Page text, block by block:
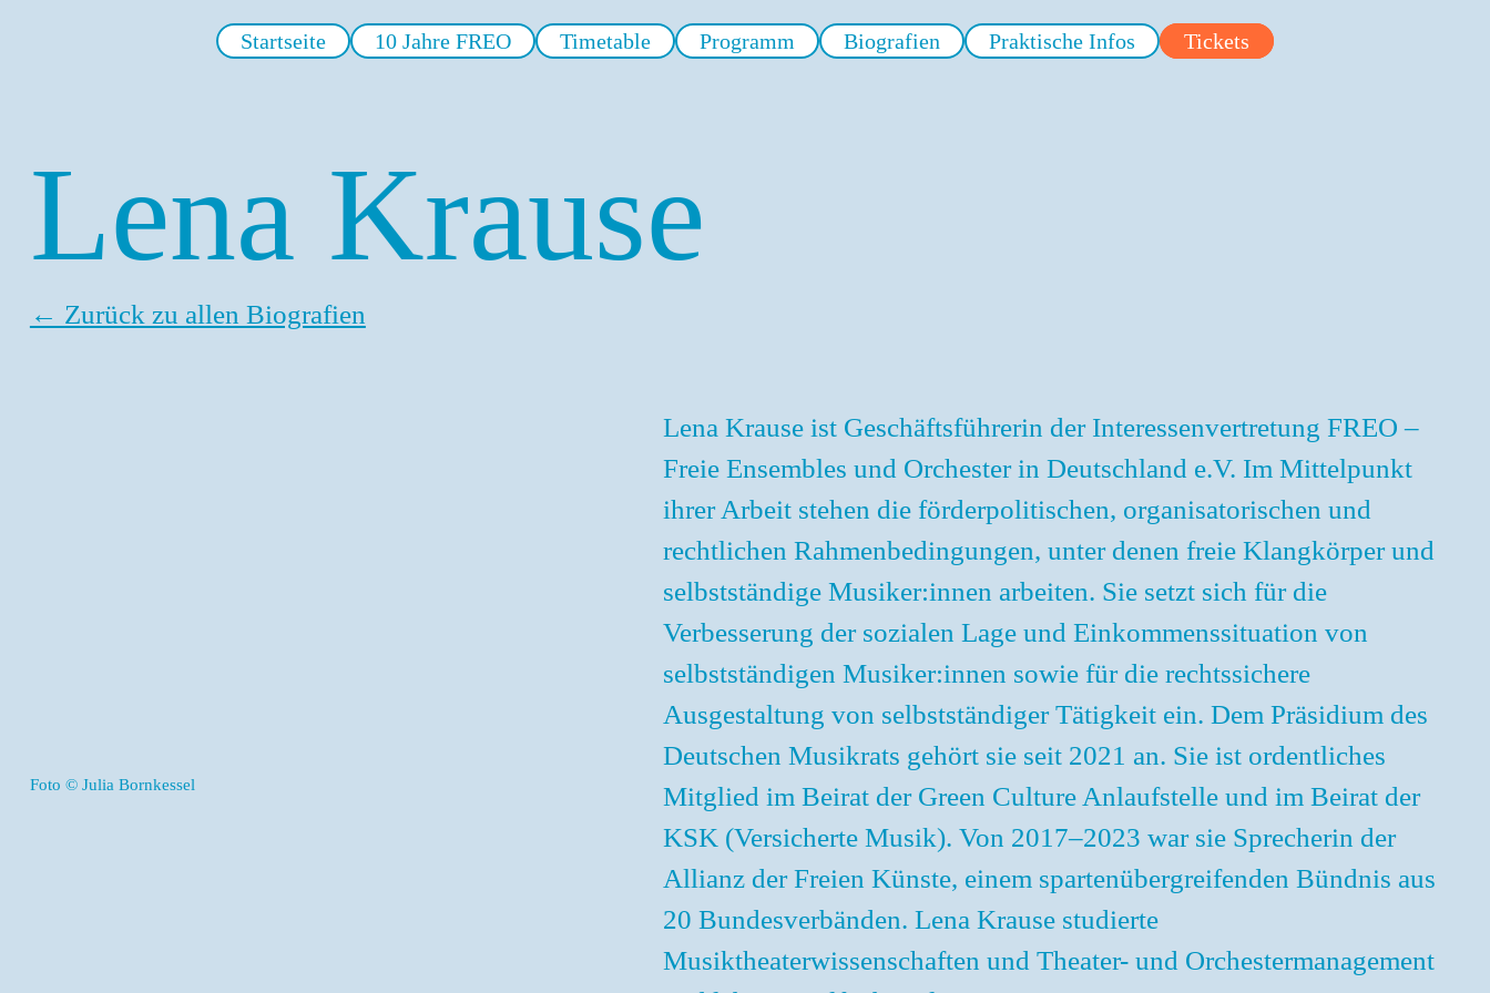
Startseite 10 Jahre FREO Timetable Programm Biografien Praktische Infos Tickets
Lena Krause
← Zurück zu allen Biografien
Foto © Julia Bornkessel
Lena Krause ist Geschäftsführerin der Interessenvertretung FREO –
Freie Ensembles und Orchester in Deutschland e.V. Im Mittelpunkt
ihrer Arbeit stehen die förderpolitischen, organisatorischen und
rechtlichen Rahmenbedingungen, unter denen freie Klangkörper und
selbstständige Musiker:innen arbeiten. Sie setzt sich für die
Verbesserung der sozialen Lage und Einkommenssituation von
selbstständigen Musiker:innen sowie für die rechtssichere
Ausgestaltung von selbstständiger Tätigkeit ein. Dem Präsidium des
Deutschen Musikrats gehört sie seit 2021 an. Sie ist ordentliches
Mitglied im Beirat der Green Culture Anlaufstelle und im Beirat der
KSK (Versicherte Musik). Von 2017–2023 war sie Sprecherin der
Allianz der Freien Künste, einem spartenübergreifenden Bündnis aus
20 Bundesverbänden. Lena Krause studierte
Musiktheaterwissenschaften und Theater- und Orchestermanagement